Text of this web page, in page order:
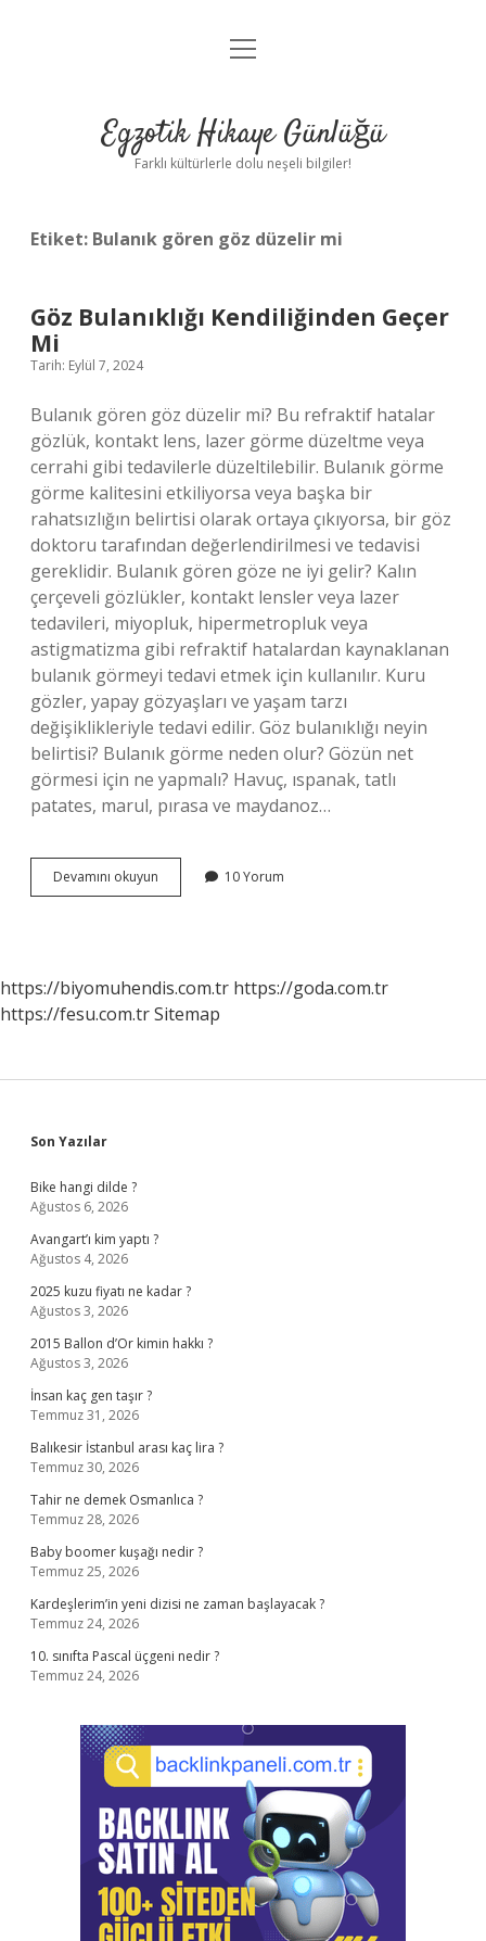
Anasayfa
Yasal Uyarı
menüyü
Egzotik Hikaye Günlüğü
Farklı kültürlerle dolu neşeli bilgiler!
Etiket: Bulanık gören göz düzelir mi
Göz Bulanıklığı Kendiliğinden Geçer
Mi
Tarih: Eylül 7, 2024
Bulanık gören göz düzelir mi? Bu refraktif hatalar
gözlük, kontakt lens, lazer görme düzeltme veya
cerrahi gibi tedavilerle düzeltilebilir. Bulanık görme
görme kalitesini etkiliyorsa veya başka bir
rahatsızlığın belirtisi olarak ortaya çıkıyorsa, bir göz
doktoru tarafından değerlendirilmesi ve tedavisi
gereklidir. Bulanık gören göze ne iyi gelir? Kalın
çerçeveli gözlükler, kontakt lensler veya lazer
tedavileri, miyopluk, hipermetropluk veya
astigmatizma gibi refraktif hatalardan kaynaklanan
bulanık görmeyi tedavi etmek için kullanılır. Kuru
gözler, yapay gözyaşları ve yaşam tarzı
değişiklikleriyle tedavi edilir. Göz bulanıklığı neyin
belirtisi? Bulanık görme neden olur? Gözün net
görmesi için ne yapmalı? Havuç, ıspanak, tatlı
patates, marul, pırasa ve maydanoz…
Devamını okuyun
Bulanıklığı
10 Yorum
https://biyomuhendis.com.tr https://goda.com.tr
https://fesu.com.trSitemap
Sidebar
Son Yazılar
Bike hangi dilde ?
Ağustos 6, 2026
Avangart’ı kim yaptı ?
Ağustos 4, 2026
2025 kuzu fiyatı ne kadar ?
Ağustos 3, 2026
2015 Ballon d’Or kimin hakkı ?
Ağustos 3, 2026
İnsan kaç gen taşır ?
Temmuz 31, 2026
Balıkesir İstanbul arası kaç lira ?
Temmuz 30, 2026
Tahir ne demek Osmanlıca ?
Temmuz 28, 2026
Baby boomer kuşağı nedir ?
Temmuz 25, 2026
Kardeşlerim’in yeni dizisi ne zaman başlayacak ?
Temmuz 24, 2026
10. sınıfta Pascal üçgeni nedir ?
Temmuz 24, 2026